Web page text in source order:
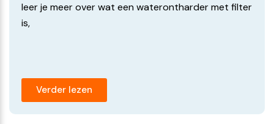
leer je meer over wat een waterontharder met filter
is,
Verder lezen